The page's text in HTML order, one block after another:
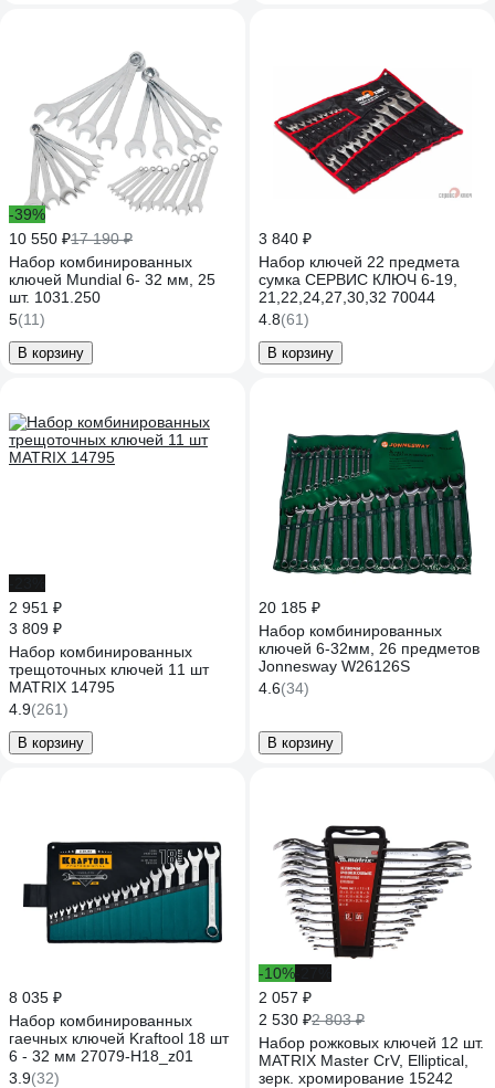
-39%
10 550 ₽17 190 ₽
Набор комбинированных
ключей Mundial 6- 32 мм, 25
шт. 1031.250
5(11)
В корзину
3 840 ₽
Набор ключей 22 предмета
сумка СЕРВИС КЛЮЧ 6-19,
21,22,24,27,30,32 70044
4.8(61)
В корзину
2 951 ₽
3 809 ₽
Набор комбинированных
трещоточных ключей 11 шт
MATRIX 14795
4.9(261)
В корзину
20 185 ₽
Набор комбинированных
ключей 6-32мм, 26 предметов
Jonnesway W26126S
4.6(34)
В корзину
8 035 ₽
Набор комбинированных
гаечных ключей Kraftool 18 шт
6 - 32 мм 27079-H18_z01
3.9(32)
-10%
2 057 ₽
2 530 ₽2 803 ₽
Набор рожковых ключей 12 шт.
MATRIX Master CrV, Elliptical,
зерк. хромирование 15242